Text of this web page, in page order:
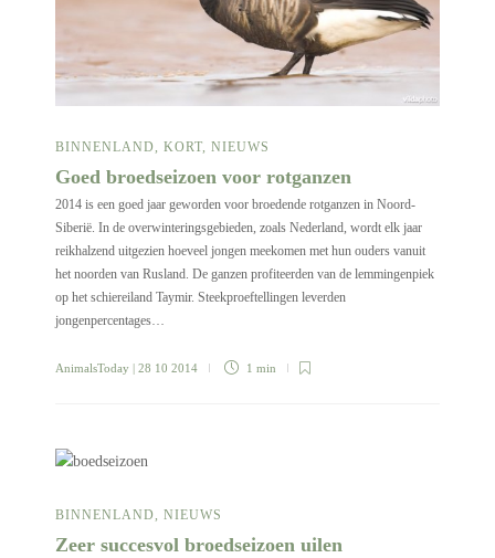
BINNENLAND, KORT, NIEUWS
Goed broedseizoen voor rotganzen
2014 is een goed jaar geworden voor broedende rotganzen in Noord-
Siberië. In de overwinteringsgebieden, zoals Nederland, wordt elk jaar
reikhalzend uitgezien hoeveel jongen meekomen met hun ouders vanuit
het noorden van Rusland. De ganzen profiteerden van de lemmingenpiek
op het schiereiland Taymir. Steekproeftellingen leverden
jongenpercentages…
AnimalsToday | 28 10 2014 1 min
BINNENLAND, NIEUWS
Zeer succesvol broedseizoen uilen